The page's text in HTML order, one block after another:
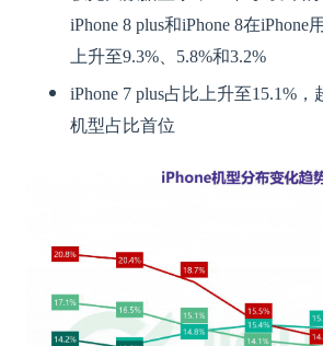
iPhone 8 plus和iPhone 8在iPhone
上升至9.3%、5.8%和3.2%
iPhone 7 plus占比上升至15.1%，
机型占比首位